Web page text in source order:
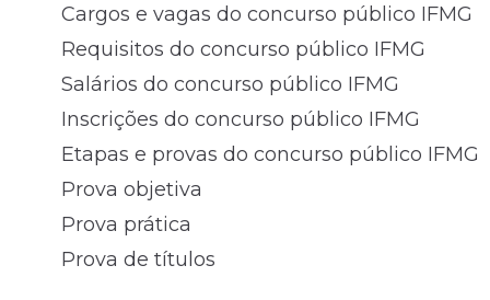
Cargos e vagas do concurso público IFMG
Requisitos do concurso público IFMG
Salários do concurso público IFMG
Inscrições do concurso público IFMG
Etapas e provas do concurso público IFMG
Prova objetiva
Prova prática
Prova de títulos